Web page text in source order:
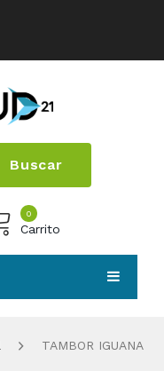
Buscar
0
Carrito
TAMBOR IGUANA